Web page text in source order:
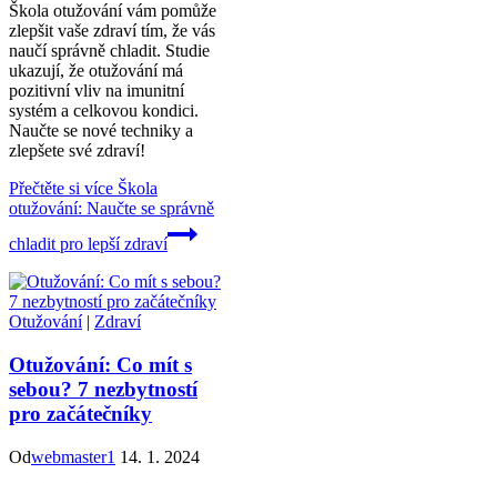
Škola otužování vám pomůže
zlepšit vaše zdraví tím, že vás
naučí správně chladit. Studie
ukazují, že otužování má
pozitivní vliv na imunitní
systém a celkovou kondici.
Naučte se nové techniky a
zlepšete své zdraví!
Přečtěte si více Škola
otužování: Naučte se správně
chladit pro lepší zdraví
Otužování| Zdraví
Otužování: Co mít s
sebou? 7 nezbytností
pro začátečníky
Odwebmaster1 14. 1. 2024